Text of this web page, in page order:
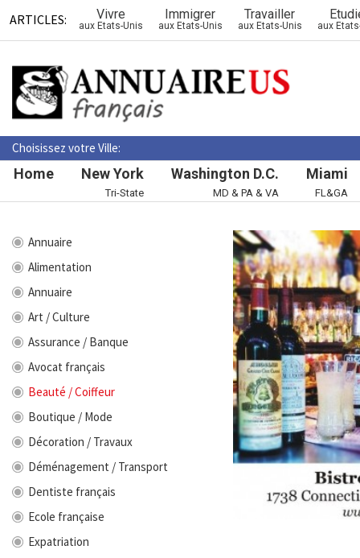
ARTICLES: Vivre
aux Etats-Unis
Immigrer
aux Etats-Unis
Travailler
aux Etats-Unis aux
Choisissez votre Ville:
Home New York
Tri-State
Washington D.C.
MD & PA & VA
Miami
FL&GA
Annuaire
Alimentation
Annuaire
Art / Culture
Assurance / Banque
Avocat français
Beauté / Coiffeur
Boutique / Mode
Décoration / Travaux
Déménagement / Transport
Dentiste français
Ecole française
Expatriation